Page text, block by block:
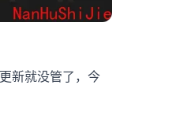
新就没管了，今